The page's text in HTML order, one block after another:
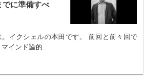
でに準備すべ
イクシェルの本田です。 前回と前々回で
インド論的…